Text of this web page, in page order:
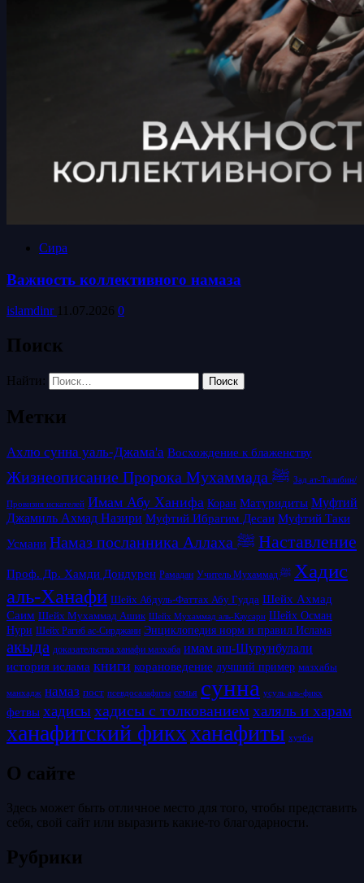
Сира
Важность коллективного намаза
islamdinr 11.07.2026 0
Поиск
Найти:
Метки
Ахлю сунна уаль-Джама'а Восхождение к блаженству
Жизнеописание Пророка Мухаммада ﷺ Зад ат-Талибин/
Провизия искателей Имам Абу Ханифа Коран Матуридиты Муфтий
Джамиль Ахмад Назири Муфтий Ибрагим Десаи Муфтий Таки
Усмани
Намаз посланника Аллаха ﷺ Наставление
Проф. Др. Хамди Дондурен Рамадан Учитель Мухаммад ﷺ Хадис
аль-Ханафи Шейх Абдуль-Фаттах Абу Гудда Шейх Ахмад
Саим Шейх Мухаммад Ашик Шейх Мухаммад аль-Каусари Шейх Осман
Нури Шейх Рагиб ас-Сирджани Энциклопедия норм и правил Ислама
акыда доказательства ханафи мазхаба имам аш-Шурунбулали
история ислама книги корановедение лучший пример мазхабы
манхадж намаз пост псевдосалафиты семья сунна усуль аль-фикх
фетвы хадисыхадисы с толкованием халяль и харам
ханафитский фикхханафиты хутбы
О сайте
Здесь может быть отличное место для того, чтобы представить
себя, свой сайт или выразить какие-то благодарности.
Рубрики